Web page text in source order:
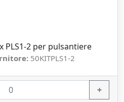
PLS1-2 per pulsantiere
50KITPLS1-2
+